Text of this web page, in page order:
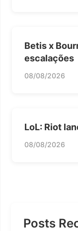
Betis x
escalações
08/08/2026
LoL: Riot
08/08/2026
Posts